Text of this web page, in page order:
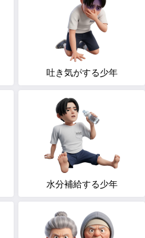
吐き気がする少年
水分補給する少年